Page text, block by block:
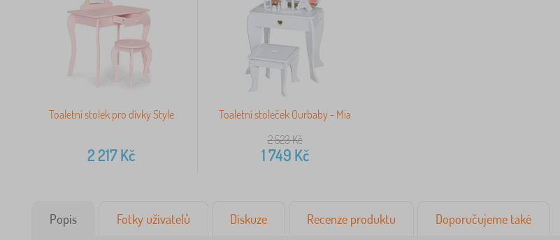
Toaletní stolek pro dívky Style
2 217Kč
Toaletní stoleček Ourbaby - Mia
2 523Kč
1 749 Kč
Popis Fotky uživatelů Diskuze Recenze produktu Doporučujeme také